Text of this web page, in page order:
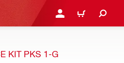
로그인 또는 회원가입
장바구니
KIT PKS 1-G